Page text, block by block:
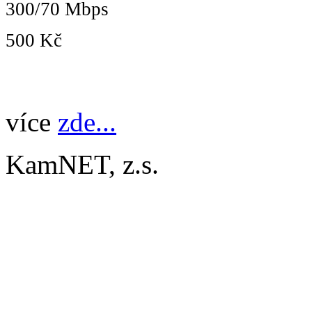
300/70 Mbps
500 Kč
více zde...
KamNET, z.s.